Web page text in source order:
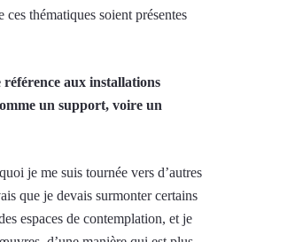
thématiques soient présentes
référence aux installations
un support, voire un
je me suis tournée vers d’autres
que je devais surmonter certains
espaces de contemplation, et je